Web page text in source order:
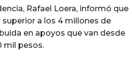
Rafael Loera, informó que
a los 4 millones de
en apoyos que van desde
mil pesos.